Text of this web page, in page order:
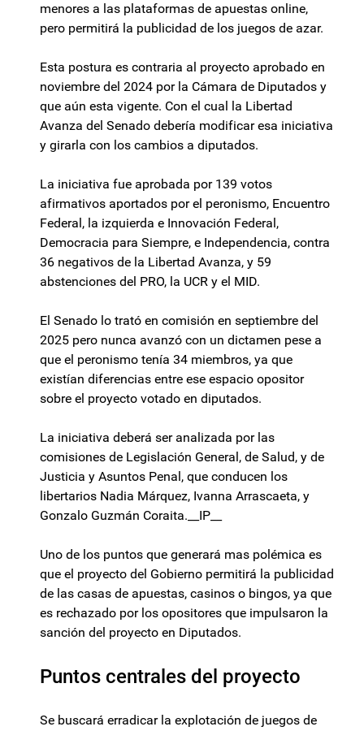
menores a las plataformas de apuestas online,
pero permitirá la publicidad de los juegos de azar.
Esta postura es contraria al proyecto aprobado en
noviembre del 2024 por la Cámara de Diputados y
que aún esta vigente. Con el cual la Libertad
Avanza del Senado debería modificar esa iniciativa
y girarla con los cambios a diputados.
La iniciativa fue aprobada por 139 votos
afirmativos aportados por el peronismo, Encuentro
Federal, la izquierda e Innovación Federal,
Democracia para Siempre, e Independencia, contra
36 negativos de la Libertad Avanza, y 59
abstenciones del PRO, la UCR y el MID.
El Senado lo trató en comisión en septiembre del
2025 pero nunca avanzó con un dictamen pese a
que el peronismo tenía 34 miembros, ya que
existían diferencias entre ese espacio opositor
sobre el proyecto votado en diputados.
La iniciativa deberá ser analizada por las
comisiones de Legislación General, de Salud, y de
Justicia y Asuntos Penal, que conducen los
libertarios Nadia Márquez, Ivanna Arrascaeta, y
Gonzalo Guzmán Coraita.__IP__
Uno de los puntos que generará mas polémica es
que el proyecto del Gobierno permitirá la publicidad
de las casas de apuestas, casinos o bingos, ya que
es rechazado por los opositores que impulsaron la
sanción del proyecto en Diputados.
Puntos centrales del proyecto
Se buscará erradicar la explotación de juegos de